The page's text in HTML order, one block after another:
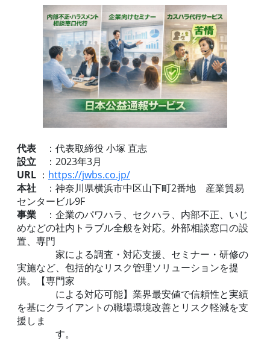
代表 ：代表取締役 小塚 直志
設立 ：2023年3月
URL ： https://jwbs.co.jp/
本社 ：神奈川県横浜市中区山下町2番地 産業貿易
センタービル9F
事業 ：企業のパワハラ、セクハラ、内部不正、いじ
めなどの社内トラブル全般を対応。外部相談窓口の設
置、専門
家による調査・対応支援、セミナー・研修の
実施など、包括的なリスク管理ソリューションを提
供。【専門家
による対応可能】業界最安値で信頼性と実績
を基にクライアントの職場環境改善とリスク軽減を支
援しま
す。